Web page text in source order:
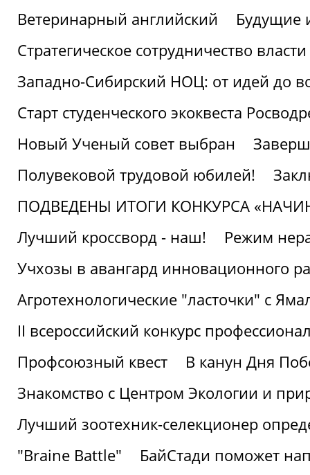
Ветеринарный английский
Будущие
Стратегическое сотрудничество
Западно-Сибирский НОЦ: от идей до
Старт студенческого экоквеста
Новый Ученый совет выбран
Полувековой трудовой юбилей!
ПОДВЕДЕНЫ ИТОГИ КОНКУРСА
Лучший кроссворд - наш!
Режим
Учхозы в авангард инновационного
Агротехнологические "ласточки" с
II всероссийский конкурс
Профсоюзный квест
В канун Дня
Знакомство с Центром Экологии и
Лучший зоотехник-селекционер
"Braine Battle"
БайСтади поможет